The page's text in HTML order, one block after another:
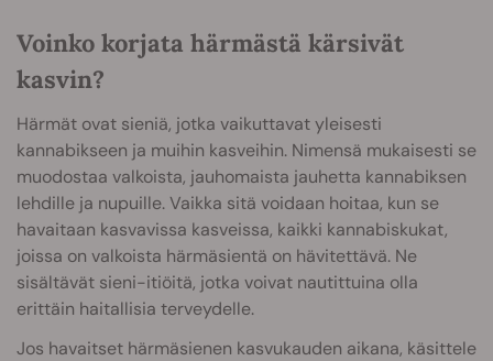
Voinko korjata härmästä kärsivät
kasvin?
Härmät ovat sieniä, jotka vaikuttavat yleisesti
kannabikseen ja muihin kasveihin. Nimensä mukaisesti se
muodostaa valkoista, jauhomaista jauhetta kannabiksen
lehdille ja nupuille. Vaikka sitä voidaan hoitaa, kun se
havaitaan kasvavissa kasveissa, kaikki kannabiskukat,
joissa on valkoista härmäsientä on hävitettävä. Ne
sisältävät sieni-itiöitä, jotka voivat nautittuina olla
erittäin haitallisia terveydelle.
Jos havaitset härmäsienen kasvukauden aikana, käsittele